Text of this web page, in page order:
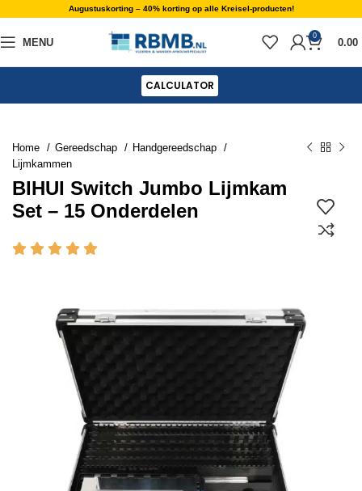
Augustuskorting – 40% korting op alle Kreisel-producten!
MENU
0
0.00
CALCULATOR
Home Gereedschap
Handgereedschap
Lijmkammen
BIHUI Switch Jumbo Lijmkam
Set – 15 Onderdelen